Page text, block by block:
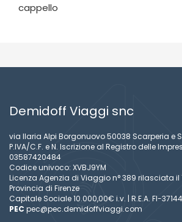
cappello
Demidoff Viaggi snc
via Ilaria Alpi Borgonuovo 50038 Scarperia e
P.IVA/C.F. e N. Iscrizione al Registro delle
03587420484
Codice univoco: XVBJ9YM
Licenza Agenzia di Viaggio n° 389 rilasciata il
Provincia di Firenze
Capitale Sociale 10.000,00€ i.v. | R.E.A. FI-
PEC pec@pec.demidoffviaggi.com